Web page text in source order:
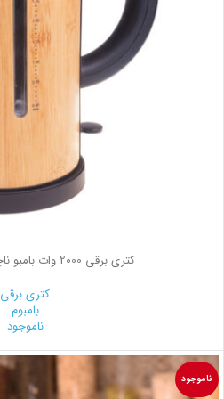
کتری برقی 2000 وات بامبو ناچورا بامبوم B3204
کتری برقی
بامبوم
ناموجود
ناموجود